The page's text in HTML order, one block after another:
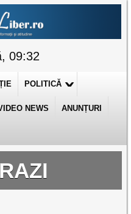
09:32
POLITICĂ
NEWS ANUNȚURI